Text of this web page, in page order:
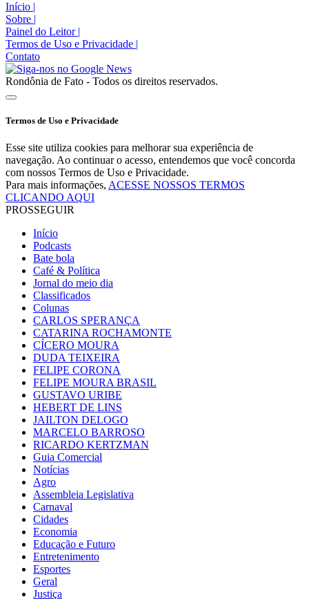
Início |
Sobre |
Painel do Leitor |
Termos de Uso e Privacidade |
Contato
Rondônia de Fato - Todos os direitos reservados.
Termos de Uso e Privacidade
Esse site utiliza cookies para melhorar sua experiência de
navegação. Ao continuar o acesso, entendemos que você concorda
com nossos Termos de Uso e Privacidade.
Para mais informações, ACESSE NOSSOS TERMOS
CLICANDO AQUI
PROSSEGUIR
Início
Podcasts
Bate bola
Café & Política
Jornal do meio dia
Classificados
Colunas
CARLOS SPERANÇA
CATARINA ROCHAMONTE
CÍCERO MOURA
DUDA TEIXEIRA
FELIPE CORONA
FELIPE MOURA BRASIL
GUSTAVO URIBE
HEBERT DE LINS
JAILTON DELOGO
MARCELO BARROSO
RICARDO KERTZMAN
Guia Comercial
Notícias
Agro
Assembleia Legislativa
Carnaval
Cidades
Economia
Educação e Futuro
Entretenimento
Esportes
Geral
Justiça